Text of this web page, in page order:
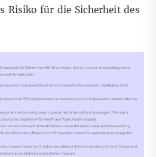
Risiko für die Sicherheit des